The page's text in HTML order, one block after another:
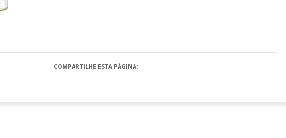
COMPARTILHE ESTA PÁGINA: